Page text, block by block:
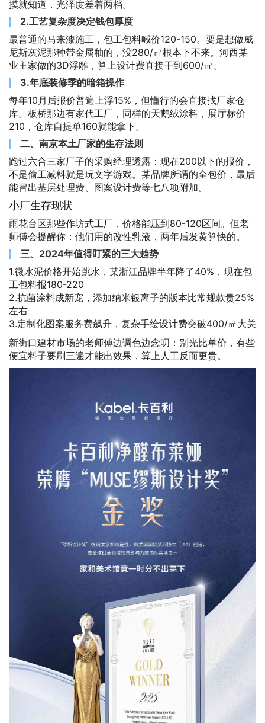
摸就知道，光泽度差着两档。
2.工艺复杂度决定钱包厚度
最普通的马来漆施工，包工包料喊价120-150。要是想做威
尼斯灰泥那种带金属釉的，没280/㎡根本下不来。河西某
业主家做的3D浮雕，算上设计费直接干到600/㎡。
3.年底装修季的暗箱操作
每年10月后报价普遍上浮15%，但懂行的会直接找厂家仓
库。板桥那边有家代工厂，同样的天鹅绒涂料，展厅标价
210，仓库自提单160就能拿下。
二、南京本土厂家的生存法则
跑过六合三家厂子的采购经理透露：现在200以下的报价，
不是偷工减料就是玩文字游戏。某品牌所谓的全包价，最后
能冒出基层处理费、图案设计费等七八项附加。
小厂生存现状
雨花台区那些作坊式工厂，价格能压到80-120区间。但老
师傅会提醒你：他们用的改性乳液，两年后发黄算快的。
三、2024年值得盯紧的三大趋势
1.微水泥价格开始跳水，某浙江品牌半年降了40%，现在包
工包料报180-220
2.抗菌涂料成新宠，添加纳米银离子的版本比常规款贵25%
左右
3.定制化图案服务费飙升，复杂手绘设计费突破400/㎡大关
新街口建材市场的老师傅边调色边念叨：别光比单价，有些
便宜料子要刷三遍才能出效果，算上人工反而更贵。